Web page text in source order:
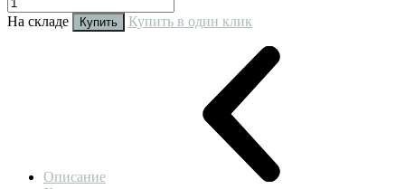
На складе Купить Купить в один клик
Описание